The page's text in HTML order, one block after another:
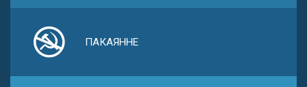
ПАКАЯННЕ